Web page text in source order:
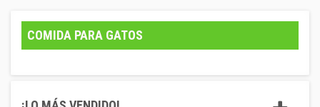
COMIDA PARA GATOS